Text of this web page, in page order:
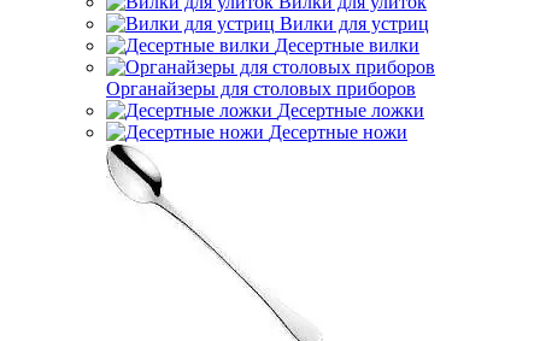
Вилки для устриц
Десертные вилки
Органайзеры для столовых приборов
Десертные ложки
Десертные ножи